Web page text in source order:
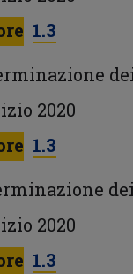
1.3
2020
1.3
2020
1.3